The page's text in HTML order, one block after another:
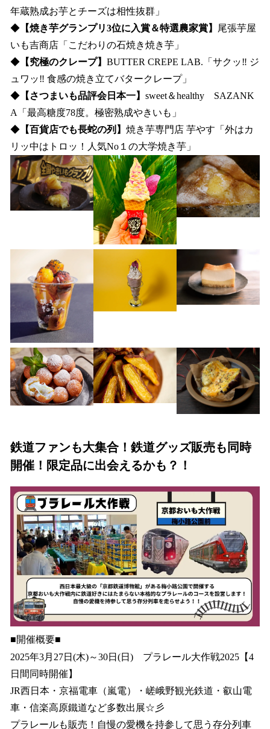
年蔵熟成お芋とチーズは相性抜群」
◆ 【焼き芋グランプリ3位に入賞＆特選農家賞】
尾張芋屋
いも吉商店「こだわりの石焼き焼き芋」
◆ 【究極のクレープ】 BUTTER CREPE LAB.「サクッ‼︎ ジ
ュワッ‼︎ 食感の焼き立てバタークレープ」
◆ 【さつまいも品評会日本一】 sweet＆healthy SAZANK
A「最高糖度78度。極密熟成やきいも」
◆ 【百貨店でも長蛇の列】 焼き芋専門店 芋やす「外はカ
リッ中はトロッ！人気No１の大学焼き芋」
鉄道ファンも大集合！鉄道グッズ販売も同時
開催！限定品に出会えるかも？！
■開催概要■
2025年3月27日(木)～30日(日) プラレール大作戦2025【4
日間同時開催】
JR西日本・京福電車（嵐電）・嵯峨野観光鉄道・叡山電
車・信楽高原鐵道など多数出展☆彡
プラレールも販売！自慢の愛機を持参して思う存分列車